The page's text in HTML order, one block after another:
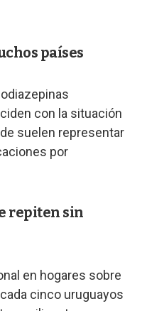
países
con la situación
suelen representar
por
repiten sin
en hogares sobre
cinco uruguayos